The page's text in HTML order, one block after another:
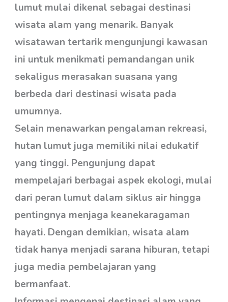
lumut mulai dikenal sebagai destinasi
wisata alam yang menarik. Banyak
wisatawan tertarik mengunjungi kawasan
ini untuk menikmati pemandangan unik
sekaligus merasakan suasana yang
berbeda dari destinasi wisata pada
umumnya.
Selain menawarkan pengalaman rekreasi,
hutan lumut juga memiliki nilai edukatif
yang tinggi. Pengunjung dapat
mempelajari berbagai aspek ekologi, mulai
dari peran lumut dalam siklus air hingga
pentingnya menjaga keanekaragaman
hayati. Dengan demikian, wisata alam
tidak hanya menjadi sarana hiburan, tetapi
juga media pembelajaran yang
bermanfaat.